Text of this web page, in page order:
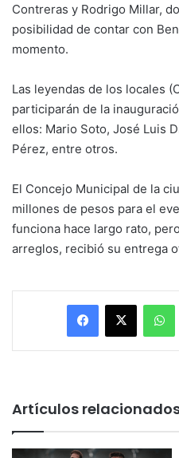
Contreras y Rodrigo Millar,
posibilidad de contar con
momento.
Las leyendas de los locales
participarán de la
ellos: Mario Soto, José Luis
Pérez, entre otros.
El Concejo Municipal de la
millones de pesos para el
funciona hace largo rato,
arreglos, recibió su entrega
Facebook
X
Artículos